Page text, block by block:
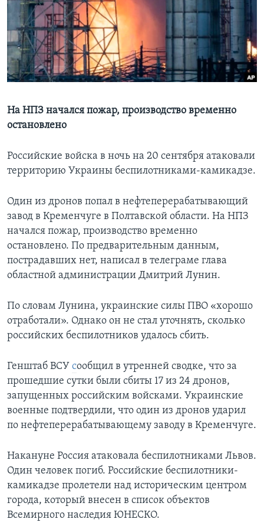
Learning English
СОЦИАЛЬНЫЕ СЕТИ
Языки
На НПЗ начался пожар, производство временно
остановлено
Российские войска в ночь на 20 сентября атаковали
территорию Украины беспилотниками-камикадзе.
Один из дронов попал в нефтеперерабатывающий
завод в Кременчуге в Полтавской области. На НПЗ
начался пожар, производство временно
остановлено. По предварительным данным,
пострадавших нет, написал в телеграме глава
областной администрации Дмитрий Лунин.
По словам Лунина, украинские силы ПВО «хорошо
отработали». Однако он не стал уточнять, сколько
российских беспилотников удалось сбить.
Генштаб ВСУ сообщил в утренней сводке, что за
прошедшие сутки были сбиты 17 из 24 дронов,
запущенных российским войсками. Украинские
военные подтвердили, что один из дронов ударил
по нефтеперерабатывающему заводу в Кременчуге.
Накануне Россия атаковала беспилотниками Львов.
Один человек погиб. Российские беспилотники-
камикадзе пролетели над историческим центром
города, который внесен в список объектов
Всемирного наследия ЮНЕСКО.